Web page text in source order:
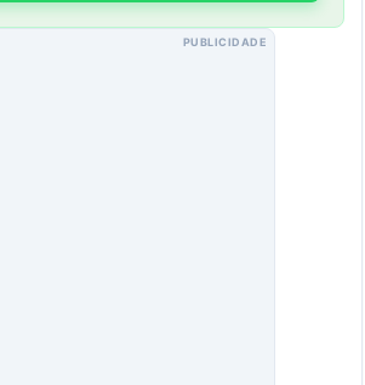
PUBLICIDADE